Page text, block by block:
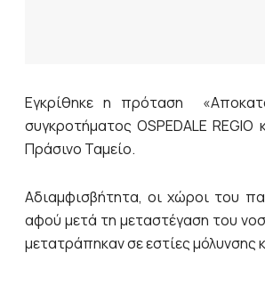
Εγκρίθηκε η πρόταση
συγκροτήματος OSPEDALE
Πράσινο Ταμείο.
Αδιαμφισβήτητα, οι χώροι του
αφού μετά τη μεταστέγαση του
μετατράπηκαν σε εστίες